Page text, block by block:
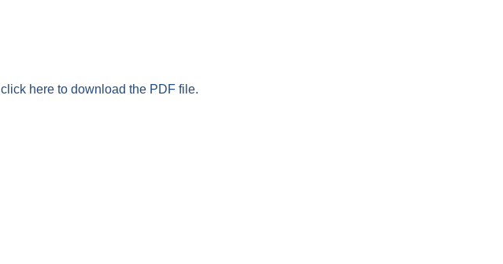
click here to download the PDF file.